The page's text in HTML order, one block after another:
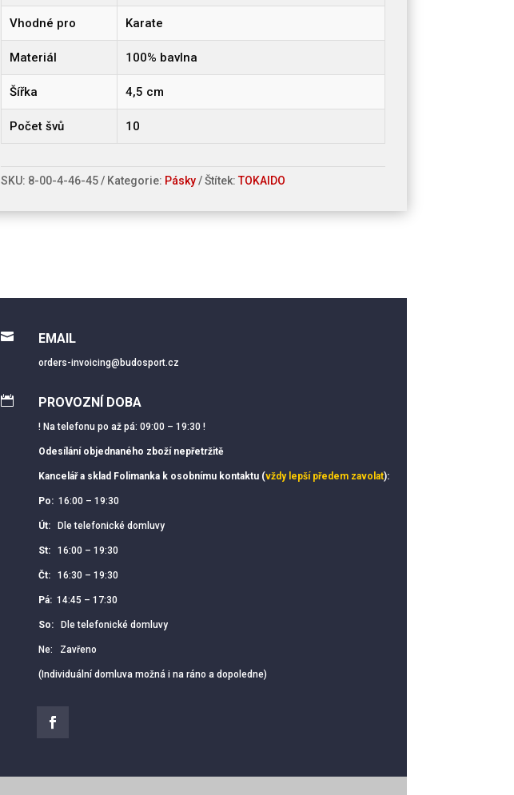
Vhodné pro Karate
Materiál 100% bavlna
Šířka 4,5 cm
Počet švů 10
SKU: 8-00-4-46-45 Kategorie: Pásky Štítek: TOKAIDO
 EMAIL
orders-invoicing@budosport.cz
 PROVOZNÍ DOBA
! Na telefonu po až pá: 09:00 – 19:30 !
Odesílání objednaného zboží nepřetržitě
Kancelář a sklad Folimanka k osobnímu kontaktu (vždy lepší předem zavolat):
Po: 16:00 – 19:30
Út:Dle telefonické domluvy
St: 16:00 – 19:30
Čt: 16:30 – 19:30
Pá:14:45 – 17:30
So: Dle telefonické domluvy
Ne: Zavřeno
(Individuální domluva možná i na ráno a dopoledne)